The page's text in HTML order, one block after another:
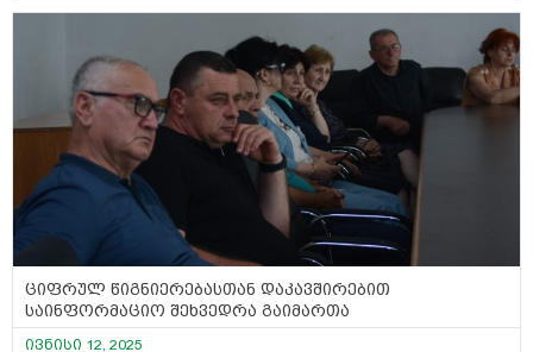
ციფრულ წიგნიერებასთან დაკავშირებით
საინფორმაციო შეხვედრა გაიმართა
ივნისი 12, 2025